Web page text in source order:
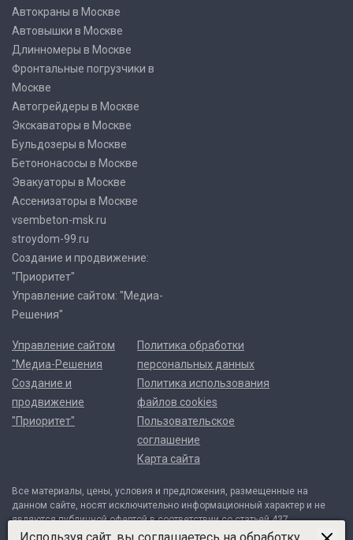
Автокраны в Москве
Автовышки в Москве
Длинномеры в Москве
Фронтальные погрузчики в
Москве
Автогрейдеры в Москве
Экскаваторы в Москве
Бульдозеры в Москве
Бетононасосы в Москве
Эвакуаторы в Москве
Ассенизаторы в Москве
vsembeton-msk.ru
stroydom-99.ru
Создание и продвижение:
"Приоритет"
Управление сайтом: "Медиа-
Решения"
Управление сайтом
"Медиа-Решения
Создание и
продвижение
"Приоритет"
Политика обработки
персональных данных
Политика использования
файлов cookies
Пользовательское
соглашение
Карта сайта
Все материалы, цены, условия и предложения, размещенные на
данном сайте, носят исключительно информационный характер и не
являются публичной офертой в соответствии со статьей 437
Гражданского кодекса Российской Федерации. Договор может быть